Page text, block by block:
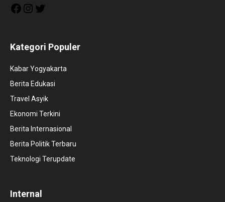
FacebookInstagram
Kategori Populer
Kabar Yogyakarta
Berita Edukasi
Travel Asyik
Ekonomi Terkini
Berita Internasional
Berita Politik Terbaru
Teknologi Terupdate
Internal